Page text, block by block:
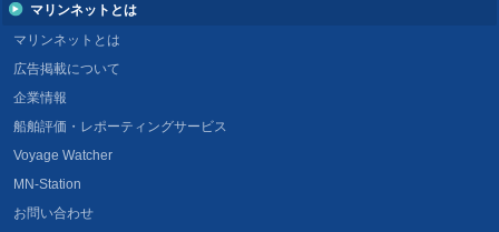
マリンネットとは
マリンネットとは
広告掲載について
企業情報
船舶評価・レポーティングサービス
Voyage Watcher
MN-Station
お問い合わせ